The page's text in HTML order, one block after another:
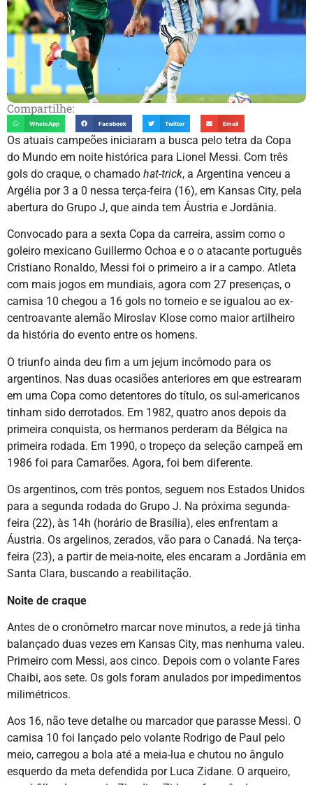
Compartilhe:
WhatsApp Facebook Twitter Email
Os atuais campeões iniciaram a busca pelo tetra da Copa
do Mundo em noite histórica para Lionel Messi. Com três
gols do craque, o chamado hat-trick, a Argentina venceu a
Argélia por 3 a 0 nessa terça-feira (16), em Kansas City, pela
abertura do Grupo J, que ainda tem Áustria e Jordânia.
Convocado para a sexta Copa da carreira, assim como o
goleiro mexicano Guillermo Ochoa e o o atacante português
Cristiano Ronaldo, Messi foi o primeiro a ir a campo. Atleta
com mais jogos em mundiais, agora com 27 presenças, o
camisa 10 chegou a 16 gols no torneio e se igualou ao ex-
centroavante alemão Miroslav Klose como maior artilheiro
da história do evento entre os homens.
O triunfo ainda deu fim a um jejum incômodo para os
argentinos. Nas duas ocasiões anteriores em que estrearam
em uma Copa como detentores do título, os sul-americanos
tinham sido derrotados. Em 1982, quatro anos depois da
primeira conquista, os hermanos perderam da Bélgica na
primeira rodada. Em 1990, o tropeço da seleção campeã em
1986 foi para Camarões. Agora, foi bem diferente.
Os argentinos, com três pontos, seguem nos Estados Unidos
para a segunda rodada do Grupo J. Na próxima segunda-
feira (22), às 14h (horário de Brasília), eles enfrentam a
Áustria. Os argelinos, zerados, vão para o Canadá. Na terça-
feira (23), a partir de meia-noite, eles encaram a Jordânia em
Santa Clara, buscando a reabilitação.
Noite de craque
Antes de o cronômetro marcar nove minutos, a rede já tinha
balançado duas vezes em Kansas City, mas nenhuma valeu.
Primeiro com Messi, aos cinco. Depois com o volante Fares
Chaibi, aos sete. Os gols foram anulados por impedimentos
milimétricos.
Aos 16, não teve detalhe ou marcador que parasse Messi. O
camisa 10 foi lançado pelo volante Rodrigo de Paul pelo
meio, carregou a bola até a meia-lua e chutou no ângulo
esquerdo da meta defendida por Luca Zidane. O arqueiro,